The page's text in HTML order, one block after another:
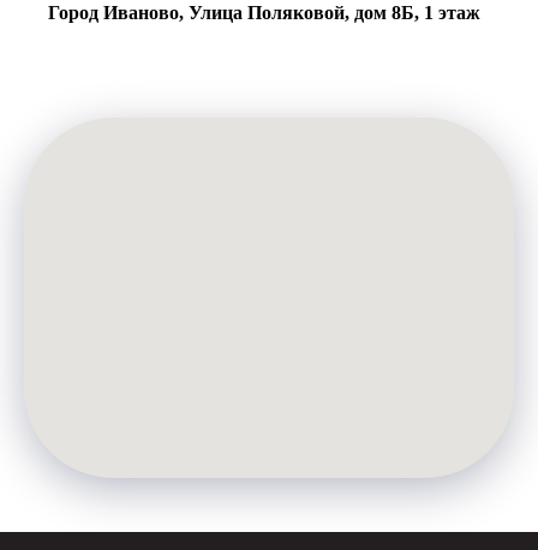
Город Иваново, Улица Поляковой, дом 8Б, 1 этаж